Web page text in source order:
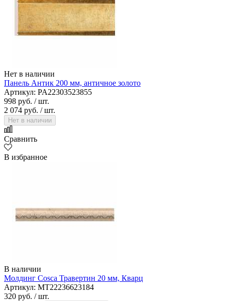
Нет в наличии
Панель Антик 200 мм, античное золото
Артикул: PA22303523855
998 руб. / шт.
2 074 руб. / шт.
Нет в наличии
Сравнить
В избранное
В наличии
Молдинг Cosca Травертин 20 мм, Кварц
Артикул: MT22236623184
320 руб. / шт.